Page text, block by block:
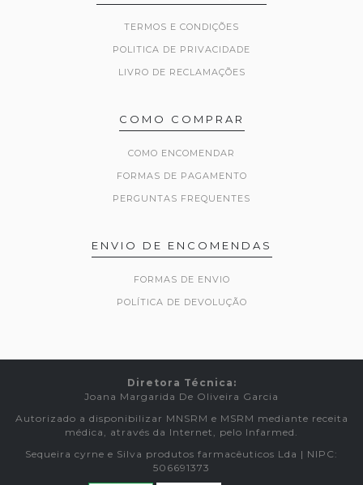
TERMOS E CONDIÇÕES
POLITICA DE PRIVACIDADE
LIVRO DE RECLAMAÇÕES
COMO COMPRAR
COMO ENCOMENDAR
FORMAS DE PAGAMENTO
PERGUNTAS FREQUENTES
ENVIO DE ENCOMENDAS
FORMAS DE ENVIO
POLÍTICA DE DEVOLUÇÃO
Diretora Técnica:
Joana Margarida De Oliveira Garcia
Autorizado a disponibilizar MNSRM e MSRM mediante receita
médica, através da Internet, pelo Infarmed.
Sequeira cyrne e Silva produtos farmacêuticos Lda | NIPC:
506691373